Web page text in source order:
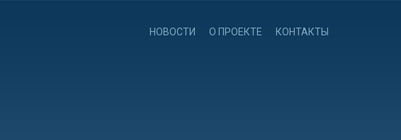
НОВОСТИ О ПРОЕКТЕ КОНТАКТЫ